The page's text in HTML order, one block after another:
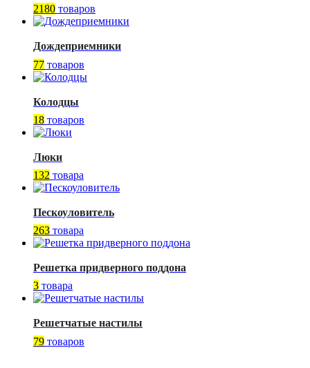
2180 товаров
Дождеприемники
77 товаров
Колодцы
18 товаров
Люки
132 товара
Пескоуловитель
263 товара
Решетка придверного поддона
3 товара
Решетчатые настилы
79 товаров